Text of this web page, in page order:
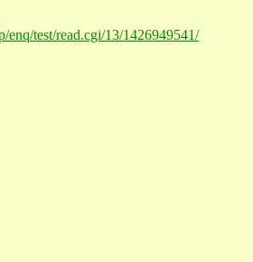
enq/test/read.cgi/13/1426949541/